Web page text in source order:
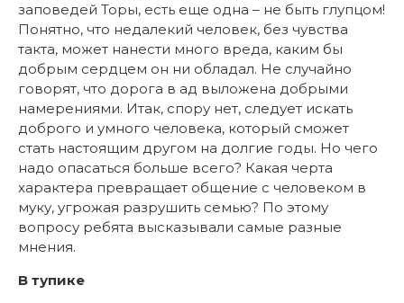
заповедей Торы, есть еще одна – не быть глупцом!
Понятно, что недалекий человек, без чувства
такта, может нанести много вреда, каким бы
добрым сердцем он ни обладал. Не случайно
говорят, что дорога в ад выложена добрыми
намерениями. Итак, спору нет, следует искать
доброго и умного человека, который сможет
стать настоящим другом на долгие годы. Но чего
надо опасаться больше всего? Какая черта
характера превращает общение с человеком в
муку, угрожая разрушить семью? По этому
вопросу ребята высказывали самые разные
мнения.
В тупике